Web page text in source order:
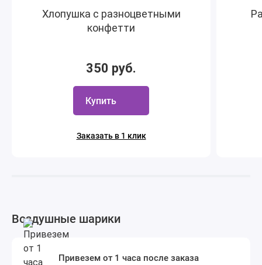
Хлопушка с разноцветными
конфетти
350 руб.
Купить
Заказать в 1 клик
Воздушные шарики
Привезем от 1 часа после заказа